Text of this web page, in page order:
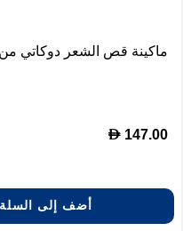
ماكينة قص الشعر دوكاتي من
D 147.00
أضف إلى السلة